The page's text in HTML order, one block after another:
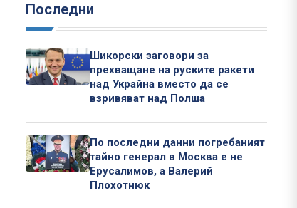
Последни
Шикорски заговори за
прехващане на руските ракети
над Украйна вместо да се
взривяват над Полша
По последни данни погребаният
тайно генерал в Москва е не
Ерусалимов, а Валерий
Плохотнюк